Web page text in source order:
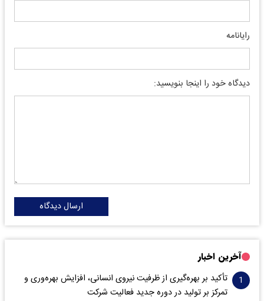
رایانامه
دیدگاه خود را اینجا بنویسید:
ارسال دیدگاه
آخرین اخبار
تأکید بر بهره‌گیری از ظرفیت نیروی انسانی، افزایش بهره‌وری و
تمرکز بر تولید در دوره جدید فعالیت شرکت